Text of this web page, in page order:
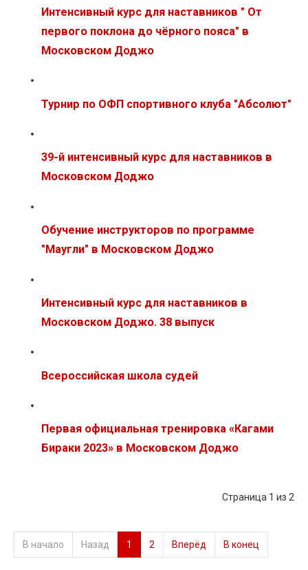
Интенсивный курс для наставников " От
первого поклона до чёрного пояса" в
Московском Доджо
Турнир по ОФП спортивного клуба "Абсолют"
39-й интенсивный курс для наставников в
Московском Доджо
Обучение инструкторов по программе
"Маугли" в Московском Доджо
Интенсивный курс для наставников в
Московском Доджо. 38 выпуск
Всероссийская школа судей
Первая официальная тренировка «Кагами
Бираки 2023» в Московском Доджо
Страница 1 из 2
В начало Назад 1 2 Вперёд В конец